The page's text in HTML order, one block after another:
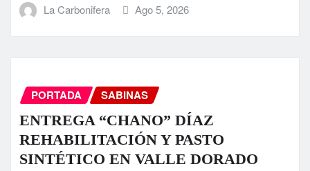
La Carbonifera Ago 5, 2026
PORTADA SABINAS
ENTREGA “CHANO” DÍAZ
REHABILITACIÓN Y PASTO
SINTÉTICO EN VALLE DORADO